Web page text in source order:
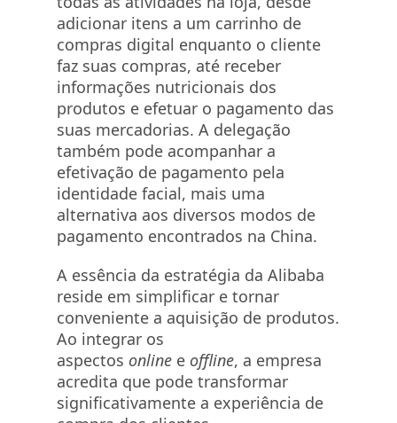
adicionar itens a um carrinho de
compras digital enquanto o cliente
faz suas compras, até receber
informações nutricionais dos
produtos e efetuar o pagamento das
suas mercadorias. A delegação
também pode acompanhar a
efetivação de pagamento pela
identidade facial, mais uma
alternativa aos diversos modos de
pagamento encontrados na China.
A essência da estratégia da Alibaba
reside em simplificar e tornar
conveniente a aquisição de produtos.
Ao integrar os
aspectos online e offline, a empresa
acredita que pode transformar
significativamente a experiência de